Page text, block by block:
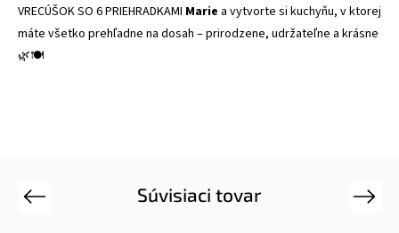
VRECÚŠOK SO 6 PRIEHRADKAMI Marie a vytvorte si kuchyňu, v ktorej
máte všetko prehľadne na dosah – prirodzene, udržateľne a krásne
🌿🍽️
Súvisiaci tovar
Previous Next